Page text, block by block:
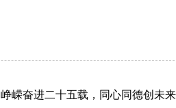
峥嵘奋进二十五载，同心同德创未